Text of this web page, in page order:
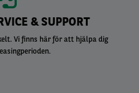
& SUPPORT
Vi finns här för att hjälpa dig